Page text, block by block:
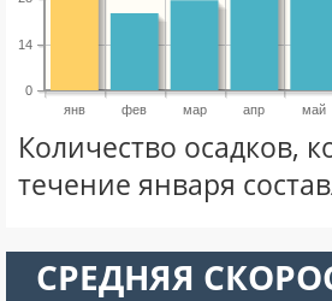
янв фев мар апр май
0
14
Количество осадков,
течение января
СРЕДНЯЯ